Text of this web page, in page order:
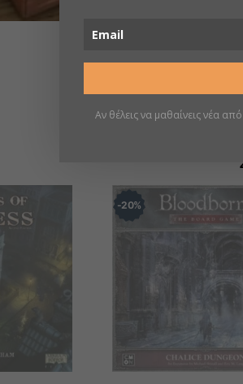
20%
Αν θέλεις να μαθαίνεις νέα